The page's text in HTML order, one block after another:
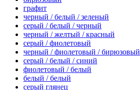
графит
черный / белый / зеленый
серый / белый / черный
черный / желтый / красный
серый / фиолетовый
черный / фиолетовый / бирюзовый
серый / белый / синий
фиолетовый / белый
белый / белый
серый глянец